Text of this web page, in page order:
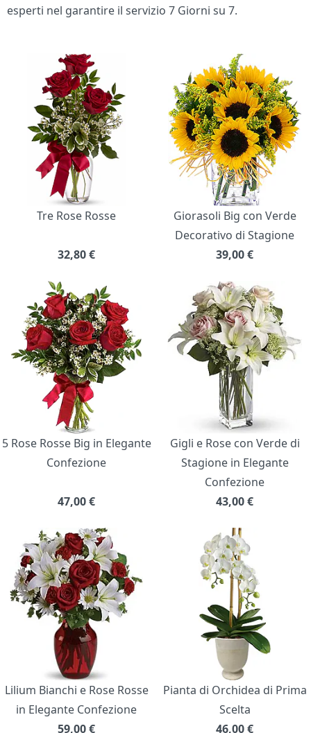
esperti nel garantire il servizio 7 Giorni su 7.
Bouquet di fiori
Tre Rose Rosse
32,80€
Giorasoli Big con Verde
Decorativo di Stagione
39,00€
5 Rose Rosse Big in Elegante
Confezione
47,00€
Gigli e Rose con Verde di
Stagione in Elegante
Confezione
43,00€
Lilium Bianchi e Rose Rosse
in Elegante Confezione
59,00€
Pianta di Orchidea di Prima
Scelta
46,00€